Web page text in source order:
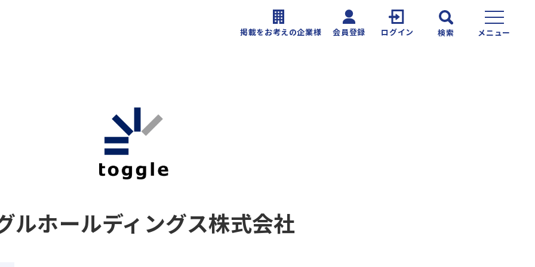
掲載をお考えの企業様 会員登録 ログイン 検索 メニュー
ルホールディングス株式会社